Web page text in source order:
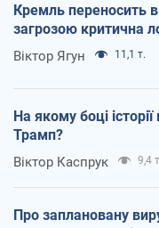
Кремль переносить
загрозою критична
Віктор Ягун 11,1 т.
На якому боці
Трамп?
Віктор Каспрук 9,4
Про заплановану